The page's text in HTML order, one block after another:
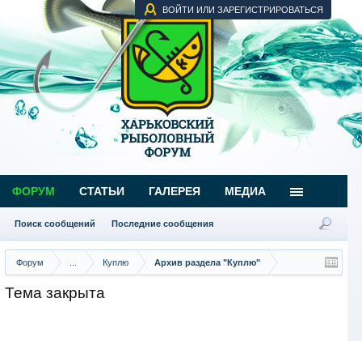
ВОЙТИ ИЛИ ЗАРЕГИСТРИРОВАТЬСЯ
Форум Куплю Архив раздела "Куплю"
Тема закрыта
ФОРУМ
Поиск сообщений Последние сообщения
СТАТЬИ ГАЛЕРЕЯ МЕДИА